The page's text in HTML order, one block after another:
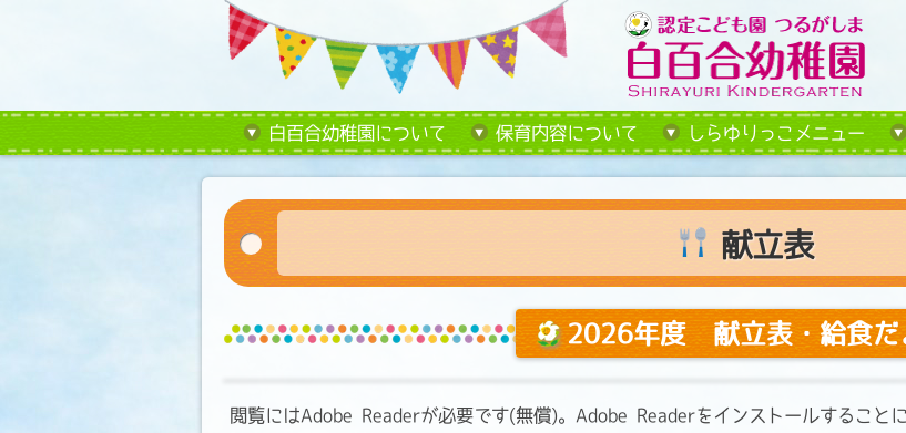
白百合幼稚園について 保育内容について しらゆりっこメニュー
献立表
2026年度 献立表・給食だ
閲覧にはAdobe Readerが必要です(無償)。Adobe Readerをインストールすること